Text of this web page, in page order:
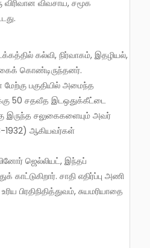
விவசாய, சமூக
கல்வி, நிர்வாகம், இதழியல்,
கொண்டிருந்தனர்.
பகுதியில் அமைந்த
50 சதவீத இடஒதுக்கீட்டை
இருந்த சலுகைகளையும் அவர்
1932) ஆகியவர்கள்
ஜெல்லியட், இந்தப்
சாதி எதிர்ப்பு அணி
பிரதிநிதித்துவம், சுயமரியாதை